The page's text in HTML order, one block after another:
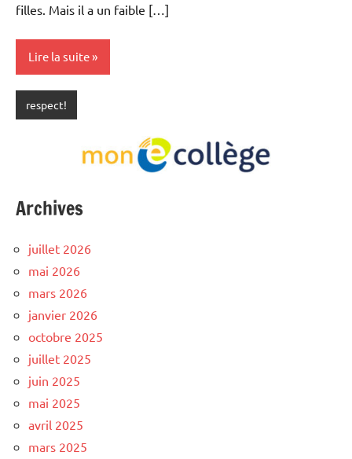
filles. Mais il a un faible […]
Lire la suite
respect!
Archives
juillet 2026
mai 2026
mars 2026
janvier 2026
octobre 2025
juillet 2025
juin 2025
mai 2025
avril 2025
mars 2025